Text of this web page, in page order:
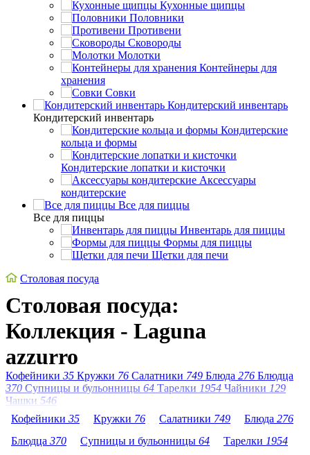
Кухонные щипцы
Половники
Противени
Сковороды
Молотки
Контейнеры для
хранения
Совки
Кондитерский инвентарь
Кондитерский инвентарь
Кондитерские
кольца и формы
Кондитерские лопатки и кисточки
Аксессуары
кондитерские
Все для пиццы
Все для пиццы
Инвентарь для пиццы
Формы для пиццы
Щетки для печи
Столовая посуда
Столовая посуда:
Коллекция - Laguna
azzurro
Кофейники 35 Кружки 76 Салатники 749 Блюда 276 Блюдца
370 Супницы и бульонницы 64 Тарелки 1954 Чайники 129
Чашки 546
Кофейники 35 Кружки 76 Салатники 749 Блюда 276
Блюдца 370 Супницы и бульонницы 64 Тарелки 1954